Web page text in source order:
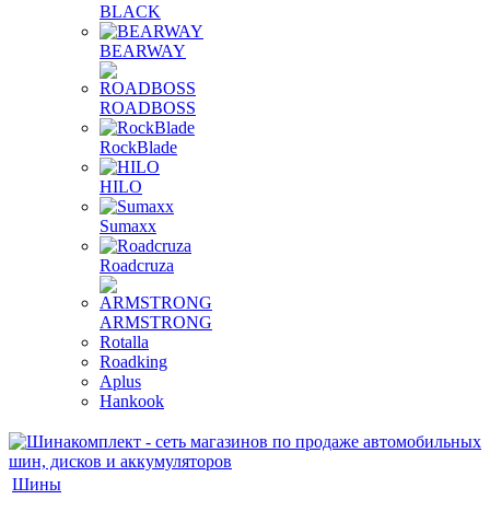
BLACK
BEARWAY
ROADBOSS
RockBlade
HILO
Sumaxx
Roadcruza
ARMSTRONG
Rotalla
Roadking
Aplus
Hankook
Шины